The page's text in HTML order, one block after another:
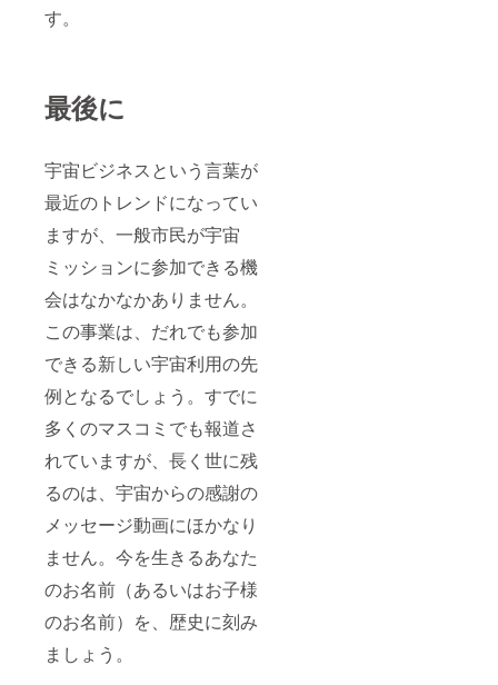
す。
最後に
宇宙ビジネスという言葉が
最近のトレンドになってい
ますが、一般市民が宇宙
ミッションに参加できる機
会はなかなかありません。
この事業は、だれでも参加
できる新しい宇宙利用の先
例となるでしょう。すでに
多くのマスコミでも報道さ
れていますが、長く世に残
るのは、宇宙からの感謝の
メッセージ動画にほかなり
ません。今を生きるあなた
のお名前（あるいはお子様
のお名前）を、歴史に刻み
ましょう。